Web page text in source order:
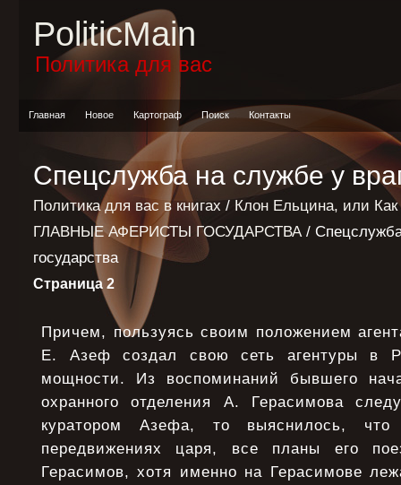
PoliticMain
Политика для вас
Главная Новое Картограф Поиск Контакты
Спецслужба на службе у
Политика для вас в книгах / Клон Ельцина, или
ГЛАВНЫЕ АФЕРИСТЫ ГОСУДАРСТВА/
государства
Страница 2
Причем, пользуясь своим положением
Е. Азеф создал свою сеть агентуры в
мощности. Из воспоминаний бывшего
охранного отделения А. Герасимова
куратором Азефа, то выяснилось,
передвижениях царя, все планы его
Герасимов, хотя именно на Герасимове